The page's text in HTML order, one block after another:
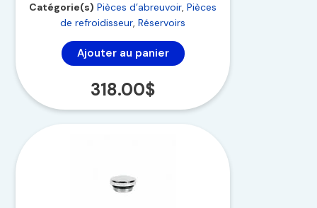
Catégorie(s) Pièces d’abreuvoir,Pièces
de refroidisseur,Réservoirs
Ajouter au panier
318.00$